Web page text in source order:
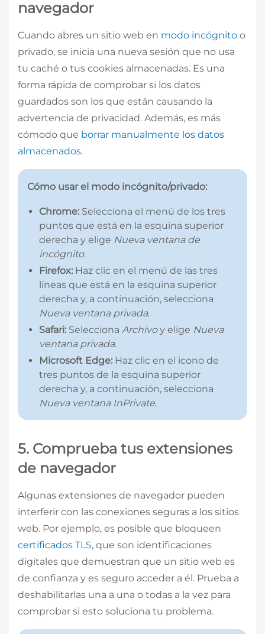
navegador
Cuando abres un sitio web en modo incógnito o
privado, se inicia una nueva sesión que no usa
tu caché o tus cookies almacenadas. Es una
forma rápida de comprobar si los datos
guardados son los que están causando la
advertencia de privacidad. Además, es más
cómodo que borrar manualmente los datos
almacenados.
Cómo usar el modo incógnito/privado:
Chrome: Selecciona el menú de los tres
puntos que está en la esquina superior
derecha y elige Nueva ventana de
incógnito.
Firefox: Haz clic en el menú de las tres
líneas que está en la esquina superior
derecha y, a continuación, selecciona
Nueva ventana privada.
Safari: Selecciona Archivoy elige Nueva
ventana privada.
Microsoft Edge: Haz clic en el icono de
tres puntos de la esquina superior
derecha y, a continuación, selecciona
Nueva ventana InPrivate.
5. Comprueba tus extensiones
de navegador
Algunas extensiones de navegador pueden
interferir con las conexiones seguras a los sitios
web. Por ejemplo, es posible que bloqueen
certificados TLS, que son identificaciones
digitales que demuestran que un sitio web es
de confianza y es seguro acceder a él. Prueba a
deshabilitarlas una a una o todas a la vez para
comprobar si esto soluciona tu problema.